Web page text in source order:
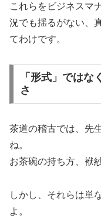
これらをビジネスマ
況でも揺るがない、
てわけです。
「形式」では
さ
茶道の稽古では、先
ね。
お茶碗の持ち方、袱
しかし、それらは単
よ。